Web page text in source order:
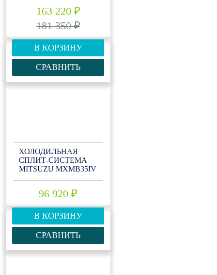
163 220 ₽
181 350 ₽
В КОРЗИНУ
СРАВНИТЬ
ХОЛОДИЛЬНАЯ
СПЛИТ-СИСТЕМА
MITSUZU MXMB35IV
96 920 ₽
В КОРЗИНУ
СРАВНИТЬ